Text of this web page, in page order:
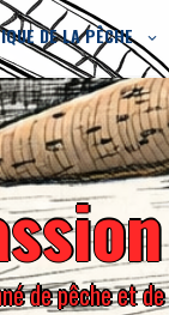
DE LA PÊCHE
de pêche et